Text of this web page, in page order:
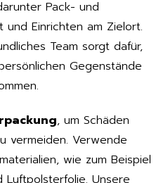
Pack- und
Einrichten am Zielort.
Team sorgt dafür,
Gegenstände
, um Schäden
vermeiden. Verwende
wie zum Beispiel
Luftpolsterfolie. Unsere